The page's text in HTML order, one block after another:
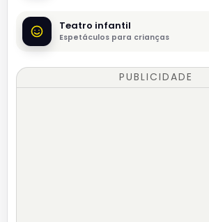
Teatro infantil
Espetáculos para crianças
PUBLICIDADE